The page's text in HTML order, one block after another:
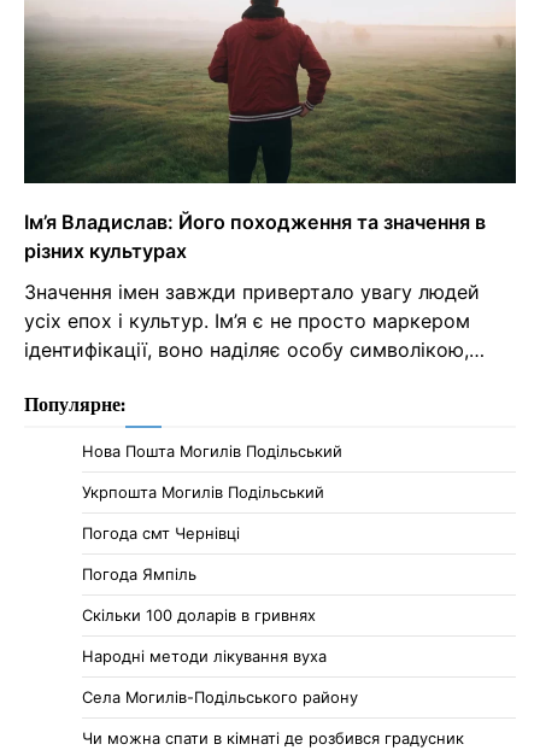
Ім’я Владислав: Його походження та значення в
різних культурах
Значення імен завжди привертало увагу людей
усіх епох і культур. Ім’я є не просто маркером
ідентифікації, воно наділяє особу символікою,…
Популярне:
Нова Пошта Могилів Подільський
Укрпошта Могилів Подільський
Погода смт Чернівці
Погода Ямпіль
Cкільки 100 доларів в гривнях
Народні методи лікування вуха
Села Могилів-Подільського району
Чи можна спати в кімнаті де розбився градусник